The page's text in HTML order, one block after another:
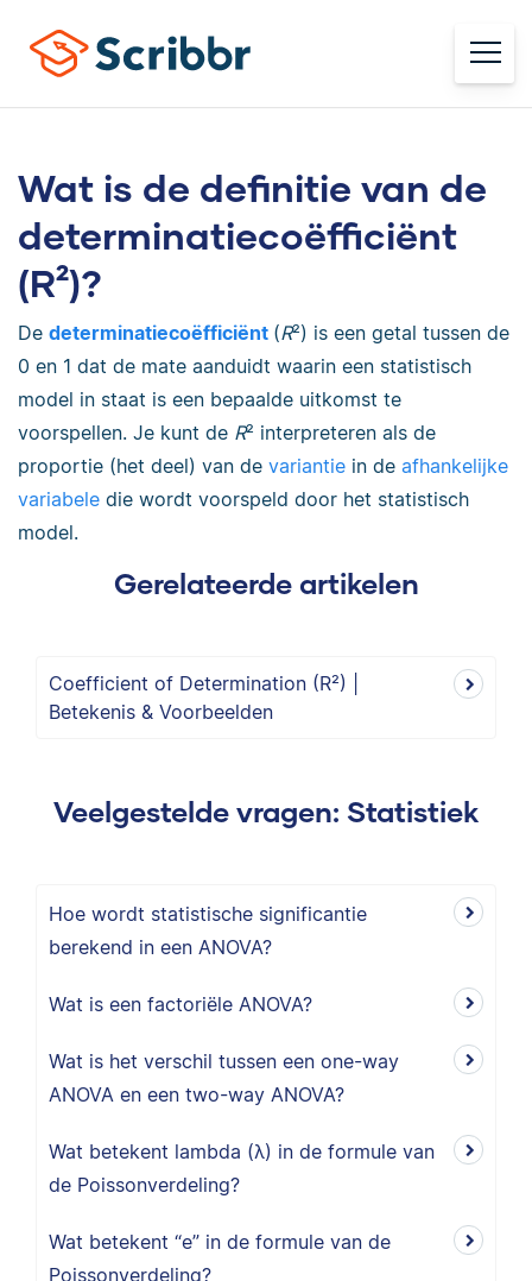
Wat is de definitie van de
determinatiecoëfficiënt
(R²)?
De determinatiecoëfficiënt (R²) is een getal tussen de
0 en 1 dat de mate aanduidt waarin een statistisch
model in staat is een bepaalde uitkomst te
voorspellen. Je kunt de R² interpreteren als de
proportie (het deel) van de variantie in de afhankelijke
variabele die wordt voorspeld door het statistisch
model.
Gerelateerde artikelen
Coefficient of Determination (R²) |
Betekenis & Voorbeelden
Veelgestelde vragen: Statistiek
Hoe wordt statistische significantie
berekend in een ANOVA?
Wat is een factoriële ANOVA?
Wat is het verschil tussen een one-way
ANOVA en een two-way ANOVA?
Wat betekent lambda (λ) in de formule van
de Poissonverdeling?
Wat betekent “e” in de formule van de
Poissonverdeling?